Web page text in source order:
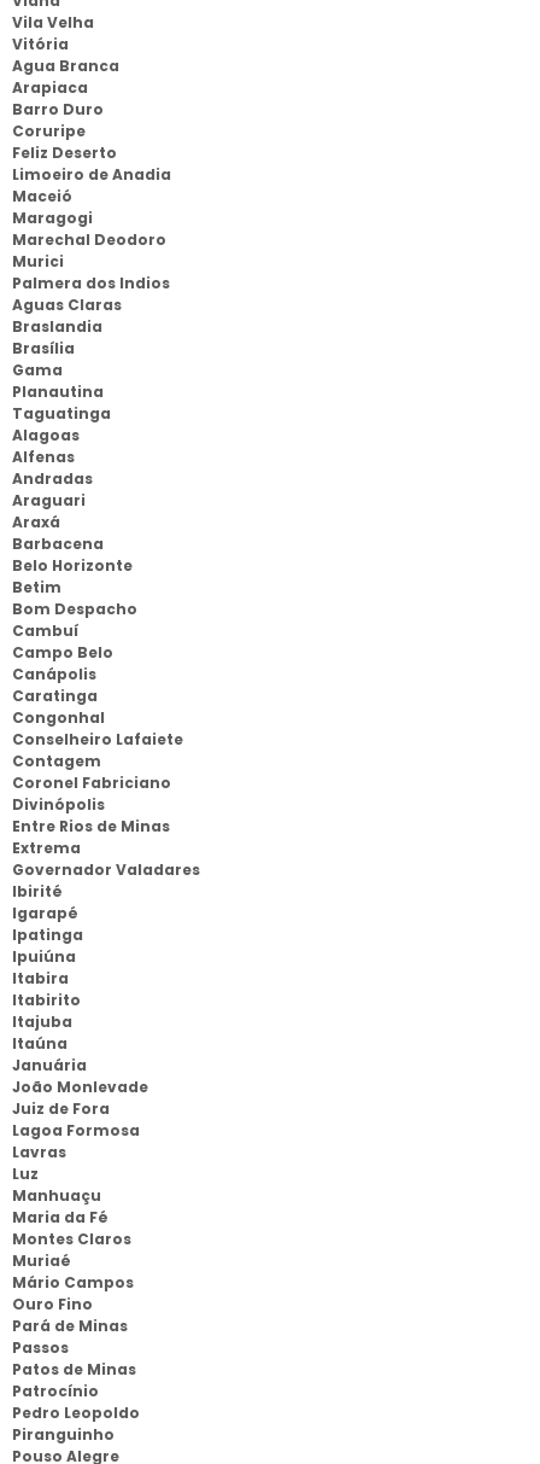
Vila Velha
Vitória
Agua Branca
Arapiaca
Barro Duro
Coruripe
Feliz Deserto
Limoeiro de Anadia
Maceió
Maragogi
Marechal Deodoro
Murici
Palmera dos Indios
Aguas Claras
Braslandia
Brasília
Gama
Planautina
Taguatinga
Alagoas
Alfenas
Andradas
Araguari
Araxá
Barbacena
Belo Horizonte
Betim
Bom Despacho
Cambuí
Campo Belo
Canápolis
Caratinga
Congonhal
Conselheiro Lafaiete
Contagem
Coronel Fabriciano
Divinópolis
Entre Rios de Minas
Extrema
Governador Valadares
Ibirité
Igarapé
Ipatinga
Ipuiúna
Itabira
Itabirito
Itajuba
Itaúna
Januária
João Monlevade
Juiz de Fora
Lagoa Formosa
Lavras
Luz
Manhuaçu
Maria da Fé
Montes Claros
Muriaé
Mário Campos
Ouro Fino
Pará de Minas
Passos
Patos de Minas
Patrocínio
Pedro Leopoldo
Piranguinho
Pouso Alegre